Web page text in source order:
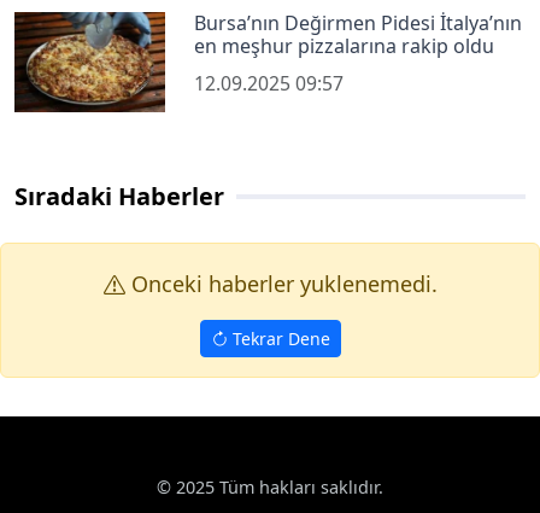
Bursa’nın Değirmen Pidesi İtalya’nın
en meşhur pizzalarına rakip oldu
12.09.2025 09:57
Sıradaki Haberler
Onceki haberler yuklenemedi.
Tekrar Dene
© 2025 Tüm hakları saklıdır.